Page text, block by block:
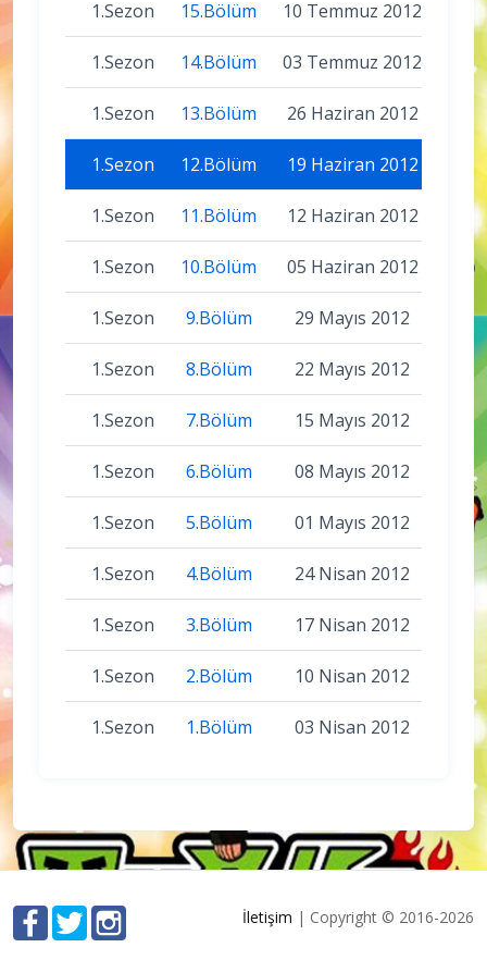
1.Sezon 15.Bölüm 10 Temmuz 2012
1.Sezon 14.Bölüm 03 Temmuz 2012
1.Sezon 13.Bölüm 26 Haziran 2012
1.Sezon 12.Bölüm 19 Haziran 2012
1.Sezon 11.Bölüm 12 Haziran 2012
1.Sezon 10.Bölüm 05 Haziran 2012
1.Sezon 9.Bölüm 29 Mayıs 2012
1.Sezon 8.Bölüm 22 Mayıs 2012
1.Sezon 7.Bölüm 15 Mayıs 2012
1.Sezon 6.Bölüm 08 Mayıs 2012
1.Sezon 5.Bölüm 01 Mayıs 2012
1.Sezon 4.Bölüm 24 Nisan 2012
1.Sezon 3.Bölüm 17 Nisan 2012
1.Sezon 2.Bölüm 10 Nisan 2012
1.Sezon 1.Bölüm 03 Nisan 2012
İletişim | Copyright © 2016-2026